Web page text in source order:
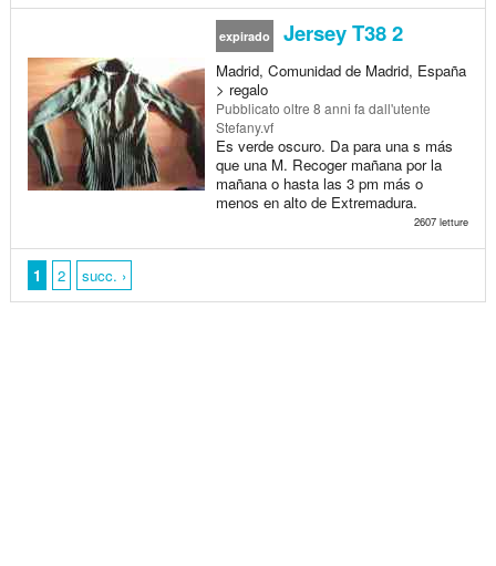
expirado Jersey T38 2
Madrid, Comunidad de Madrid, España
> regalo
Pubblicato oltre 8 anni fa dall'utente
Stefany.vf
Es verde oscuro. Da para una s más
que una M. Recoger mañana por la
mañana o hasta las 3 pm más o
menos en alto de Extremadura.
2607 letture
1 2 succ. ›